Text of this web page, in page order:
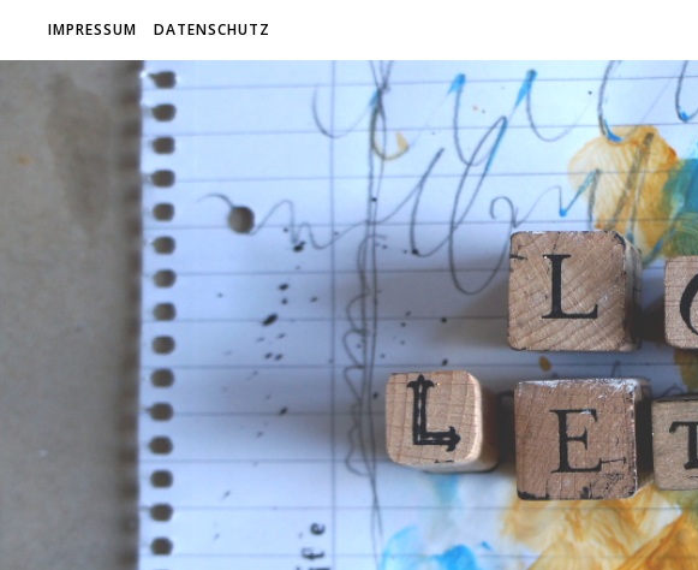
IMPRESSUM DATENSCHUTZ